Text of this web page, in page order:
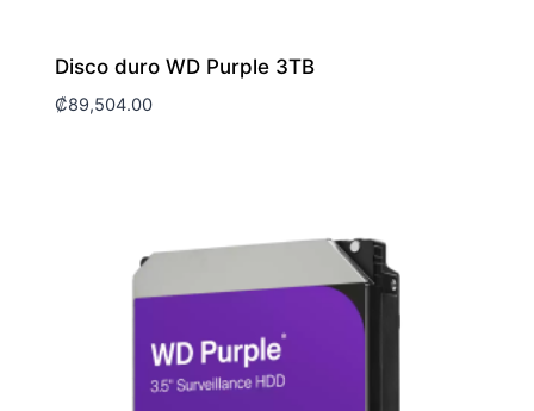
Disco duro WD Purple 3TB
₡89,504.00